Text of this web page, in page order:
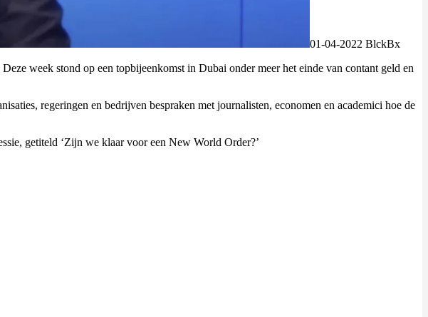
01-04-2022 BlckBx
week stond op een topbijeenkomst in Dubai onder meer het einde van contant geld en
regeringen en bedrijven bespraken met journalisten, economen en academici hoe de
getiteld ‘Zijn we klaar voor een New World Order?’